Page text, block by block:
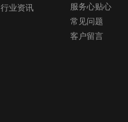
行业资讯
服务心贴心
常见问题
客户留言
微信二维码